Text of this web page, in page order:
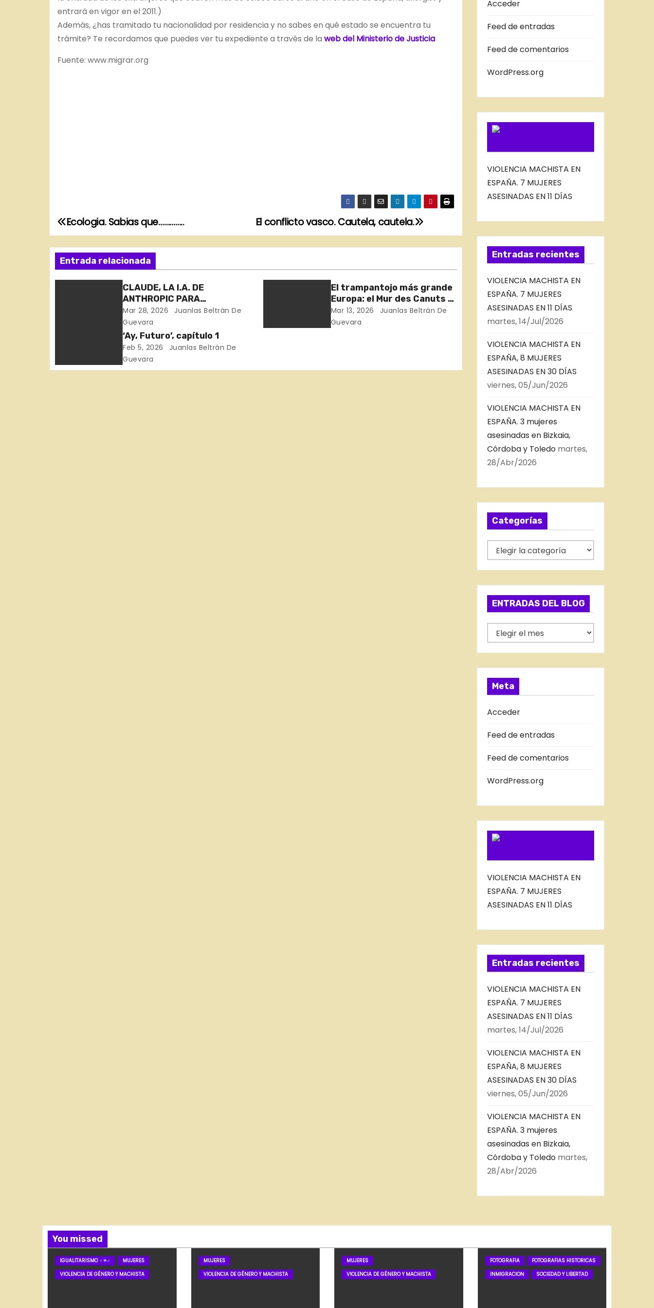
entrará en vigor en el 2011.)
Además, ¿has tramitado tu nacionalidad por residencia y no sabes en qué estado se encuentra tu
trámite? Te recordamos que puedes ver tu expediente a través de la web del Ministerio de Justicia
Fuente: www.migrar.org
N
a
v
i
El conflicto vasco. Cautela, cautela.
Ecologia. Sabias que…………..
Entrada relacionada
CLAUDE, LA I.A. DE
ANTHROPIC PARA
PERSONAS CON CRITERIO
Mar 28, 2026
Juanlas Beltrán De
Guevara
El trampantojo más grande
Europa: el Mur des Canuts –
Wall of the Silk Weavers –
Muro de los Trabajadores
Mar 13, 2026
Juanlas Beltrán De
Guevara
‘Ay, Futuro’, capítulo 1
Feb 5, 2026
Juanlas Beltrán De
Guevara
D
B
O
G
Acceder
Feed de entradas
Feed de comentarios
WordPress.org
VIOLENCIA MACHISTA EN
ESPAÑA. 7 MUJERES
ASESINADAS EN 11 DÍAS
Entradas recientes
VIOLENCIA MACHISTA EN
ESPAÑA. 7 MUJERES
ASESINADAS EN 11 DÍAS
martes, 14/Jul/2026
VIOLENCIA MACHISTA EN
ESPAÑA, 8 MUJERES
ASESINADAS EN 30 DÍAS
viernes, 05/Jun/2026
VIOLENCIA MACHISTA EN
ESPAÑA. 3 mujeres
asesinadas en Bizkaia,
Córdoba y Toledo martes,
28/Abr/2026
Categorías
a
t
e
o
í
a
s
ENTRADAS DEL BLOG
N
T
R
D
A
D
B
O
G
Meta
Acceder
Feed de entradas
Feed de comentarios
WordPress.org
VIOLENCIA MACHISTA EN
ESPAÑA. 7 MUJERES
ASESINADAS EN 11 DÍAS
Entradas recientes
VIOLENCIA MACHISTA EN
ESPAÑA. 7 MUJERES
ASESINADAS EN 11 DÍAS
martes, 14/Jul/2026
VIOLENCIA MACHISTA EN
ESPAÑA, 8 MUJERES
ASESINADAS EN 30 DÍAS
viernes, 05/Jun/2026
VIOLENCIA MACHISTA EN
ESPAÑA. 3 mujeres
asesinadas en Bizkaia,
Córdoba y Toledo martes,
28/Abr/2026
You missed
IGUALITARISMO ♀=♂
MUJERES
VIOLENCIA DE GÉNERO Y MACHISTA
MUJERES
VIOLENCIA DE GÉNERO Y MACHISTA
MUJERES
VIOLENCIA DE GÉNERO Y MACHISTA
FOTOGRAFIA
FOTOGRAFIAS HISTORICAS
INMIGRACION
SOCIEDAD Y LIBERTAD